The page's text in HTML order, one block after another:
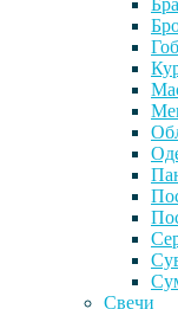
Свечи